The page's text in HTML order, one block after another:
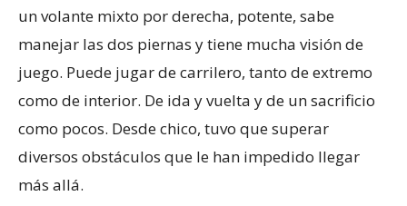
un volante mixto por derecha, potente, sabe
manejar las dos piernas y tiene mucha visión de
juego. Puede jugar de carrilero, tanto de extremo
como de interior. De ida y vuelta y de un sacrificio
como pocos. Desde chico, tuvo que superar
diversos obstáculos que le han impedido llegar
más allá.